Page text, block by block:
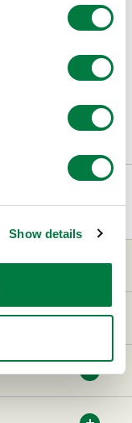
Show details